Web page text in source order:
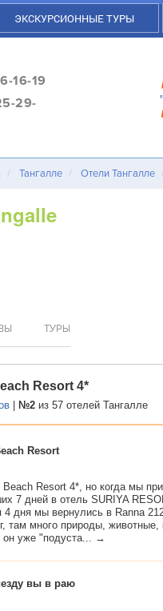
ЭКСКУРСИОННЫЕ ТУРЫ
16-19
29-
Тангалле Отели Тангалле
ТУРЫ